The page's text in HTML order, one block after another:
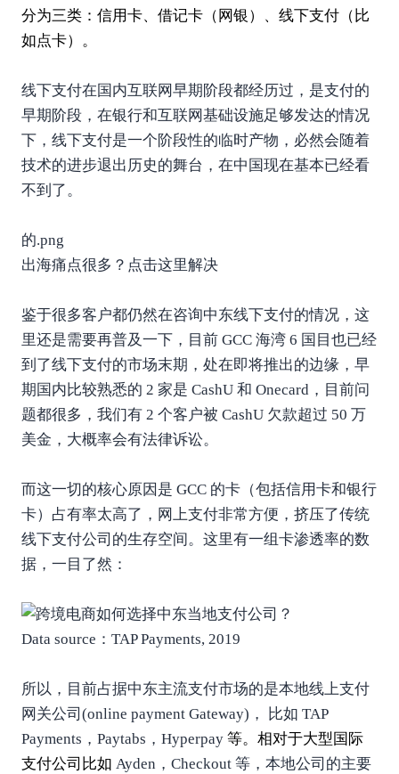
分为三类：信用卡、借记卡（网银）、线下支付（比
如点卡）。
线下支付在国内互联网早期阶段都经历过，是支付的
早期阶段，在银行和互联网基础设施足够发达的情况
下，线下支付是一个阶段性的临时产物，必然会随着
技术的进步退出历史的舞台，在中国现在基本已经看
不到了。
的.png
出海痛点很多？点击这里解决
鉴于很多客户都仍然在咨询中东线下支付的情况，这
里还是需要再普及一下，目前 GCC 海湾 6 国目也已经
到了线下支付的市场末期，处在即将推出的边缘，早
期国内比较熟悉的 2 家是 CashU 和 Onecard，目前问
题都很多，我们有 2 个客户被 CashU 欠款超过 50 万
美金，大概率会有法律诉讼。
而这一切的核心原因是 GCC 的卡（包括信用卡和银行
卡）占有率太高了，网上支付非常方便，挤压了传统
线下支付公司的生存空间。这里有一组卡渗透率的数
据，一目了然：
Data source：TAP Payments, 2019
所以，目前占据中东主流支付市场的是本地线上支付
网关公司(online payment Gateway)， 比如 TAP
Payments，Paytabs，Hyperpay 等。相对于大型 国际
支付公司比如 Ayden，Checkout 等，本地公司的主要